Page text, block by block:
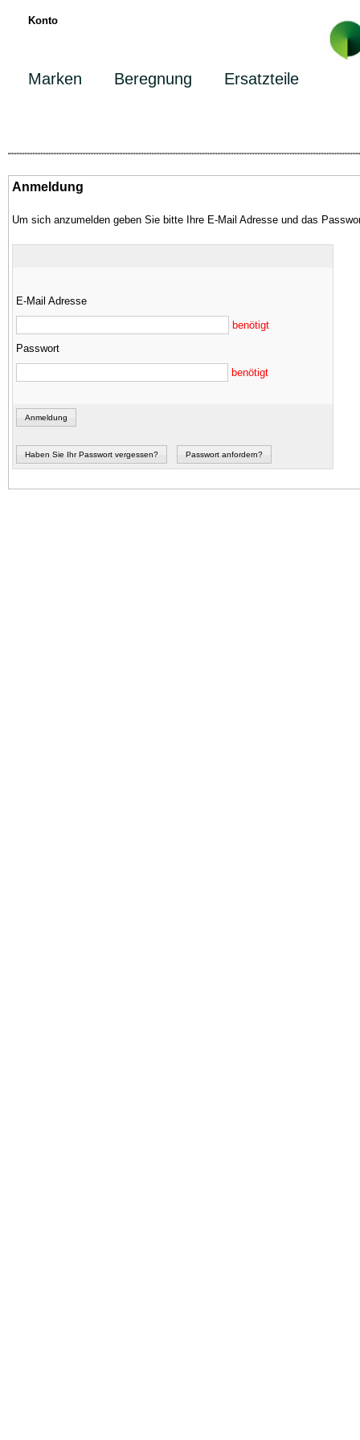
Konto
Marken Beregnung Ersatzteile
Anmeldung
Um sich anzumelden geben Sie bitte Ihre E-Mail Adresse und das
E-Mail Adresse
benötigt
Passwort
benötigt
Anmeldung
Haben Sie Ihr Passwort vergessen? Passwort anfordern?